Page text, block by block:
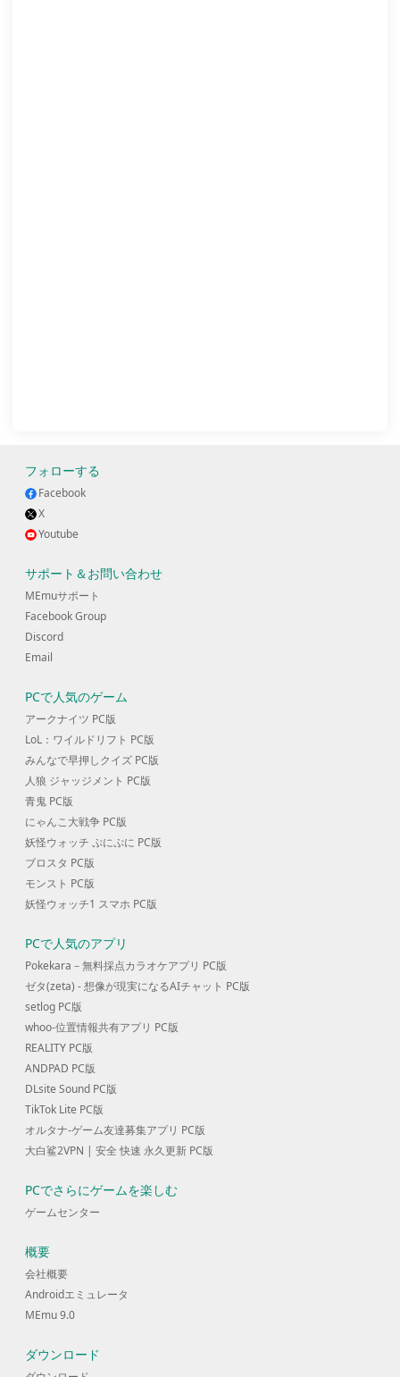
フォローする
Facebook
X
Youtube
サポート＆お問い合わせ
MEmuサポート
Facebook Group
Discord
Email
PCで人気のゲーム
アークナイツ PC版
LoL：ワイルドリフト PC版
みんなで早押しクイズ PC版
人狼 ジャッジメント PC版
青鬼 PC版
にゃんこ大戦争 PC版
妖怪ウォッチ ぷにぷに PC版
ブロスタ PC版
モンスト PC版
妖怪ウォッチ1 スマホ PC版
PCで人気のアプリ
Pokekara－無料採点カラオケアプリ PC版
ゼタ(zeta) - 想像が現実になるAIチャット PC版
setlog PC版
whoo-位置情報共有アプリ PC版
REALITY PC版
ANDPAD PC版
DLsite Sound PC版
TikTok Lite PC版
オルタナ-ゲーム友達募集アプリ PC版
大白鲨2VPN | 安全 快速 永久更新 PC版
PCでさらにゲームを楽しむ
ゲームセンター
概要
会社概要
Androidエミュレータ
MEmu 9.0
ダウンロード